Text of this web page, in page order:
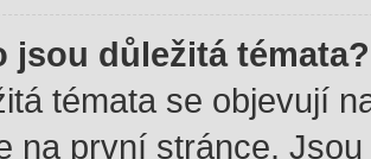
jsou důležitá témata?
témata se objevují
na první stránce.